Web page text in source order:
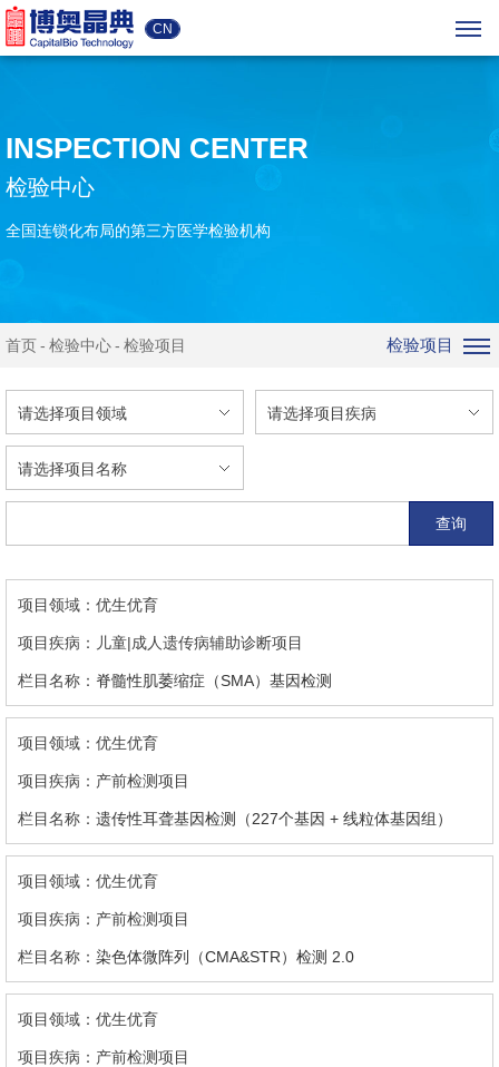
CN
INSPECTION CENTER
检验中心
全国连锁化布局的第三方医学检验机构
首页 检验中心 检验项目 检验项目
查询
优生优育
儿童|成人遗传病辅助诊断项目
脊髓性肌萎缩症（SMA）基因检测
优生优育
产前检测项目
遗传性耳聋基因检测（227个基因 + 线粒体基因组）
优生优育
产前检测项目
染色体微阵列（CMA&STR）检测 2.0
优生优育
产前检测项目